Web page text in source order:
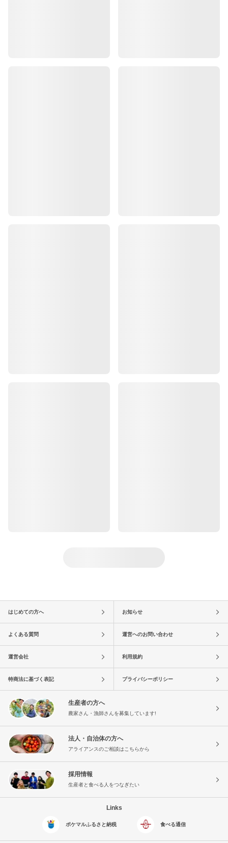
はじめての方へ お知らせ
よくある質問 運営へのお問い合わせ
運営会社 利用規約
特商法に基づく表記 プライバシーポリシー
生産者の方へ
農家さん・漁師さんを募集しています!
法人・自治体の方へ
アライアンスのご相談はこちらから
採用情報
生産者と食べる人をつなぎたい
Links
ポケマルふるさと納税 食べる通信